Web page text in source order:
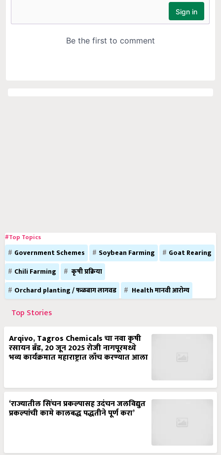
#Top Topics
Government Schemes Soybean Farming
Goat Rearing
Chili Farming
कृषी प्रक्रिया
Orchard planting / फळबाग लागवड
Health मानवी आरोग्य
Top Stories
Arqivo, Tagros Chemicals चा नवा कृषी
रसायन ब्रँड, 20 जून 2025 रोजी नागपूरमध्ये
भव्य कार्यक्रमात महाराष्ट्रात लाँच करण्यात आला
‘राज्यातील सिंचन प्रकल्पासह उदंचन जलविद्युत
प्रकल्पांची कामे कालबद्ध पद्धतीने पूर्ण करा’